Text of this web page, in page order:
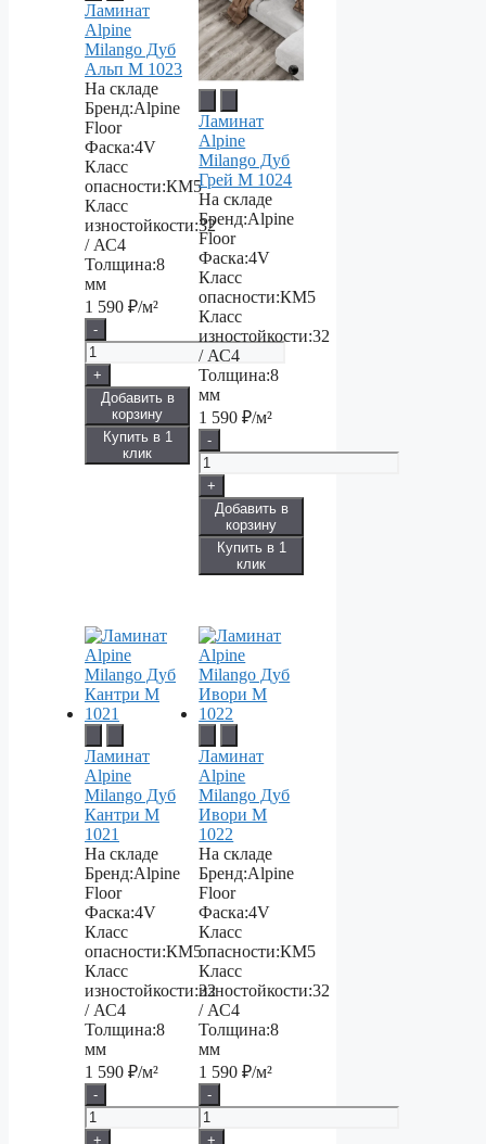
Ламинат
Alpine
Milango Дуб
Альп М 1023
На складе
Бренд:Alpine
Floor
Фаска:4V
Класс
опасности:КМ5
Класс
изностойкости:32
/ АС4
Толщина:8
мм
1 590 ₽/м²
-
+
Добавить в
корзину
Купить в 1
клик
Ламинат
Alpine
Milango Дуб
Грей М 1024
На складе
Бренд:Alpine
Floor
Фаска:4V
Класс
опасности:КМ5
Класс
изностойкости:32
/ АС4
Толщина:8
мм
1 590₽/м²
-
+
Добавить в
корзину
Купить в 1
клик
Ламинат
Alpine
Milango Дуб
Кантри М
1021
На складе
Бренд:Alpine
Floor
Фаска:4V
Класс
опасности:КМ5
Класс
изностойкости:32
/ АС4
Толщина:8
мм
1 590 ₽/м²
-
+
Ламинат
Alpine
Milango Дуб
Ивори М
1022
На складе
Бренд:Alpine
Floor
Фаска:4V
Класс
опасности:КМ5
Класс
изностойкости:32
/ АС4
Толщина:8
мм
1 590₽/м²
-
+